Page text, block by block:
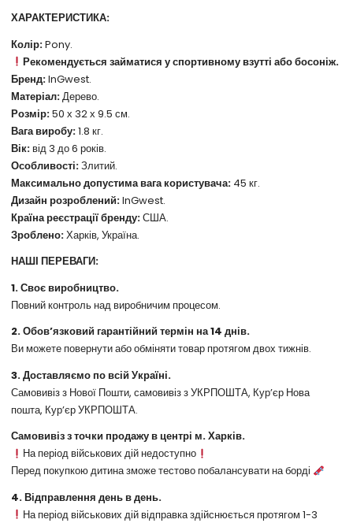
ХАРАКТЕРИСТИКА:
Колір:Pony.
Рекомендується займатися у спортивному взутті або босоніж.
Бренд:InGwest.
Матеріал:Дерево.
Розмір:50 х 32 х 9.5 см.
Вага виробу:1.8 кг.
Вік: від 3 до 6 років.
Особливості:Злитий.
Максимально допустима вага користувача: 45 кг.
Дизайн розроблений:InGwest.
Країна реєстрації бренду:США.
Зроблено:Харків, Україна.
НАШІ ПЕРЕВАГИ:
1. Своє виробництво.
Повний контроль над виробничим процесом.
2. Обов’язковий гарантійний термін на 14 днів.
Ви можете повернути або обміняти товар протягом двох тижнів.
3. Доставляємо по всій Україні.
Самовивіз з Нової Пошти, самовивіз з УКРПОШТА, Кур’єр Нова
пошта, Кур’єр УКРПОШТА.
Самовивіз з точки продажу в центрі м. Харків.
На період військових дій недоступно
Перед покупкою дитина зможе тестово побалансувати на борді
4. Відправлення день в день.
На період військових дій відправка здійснюється протягом 1-3